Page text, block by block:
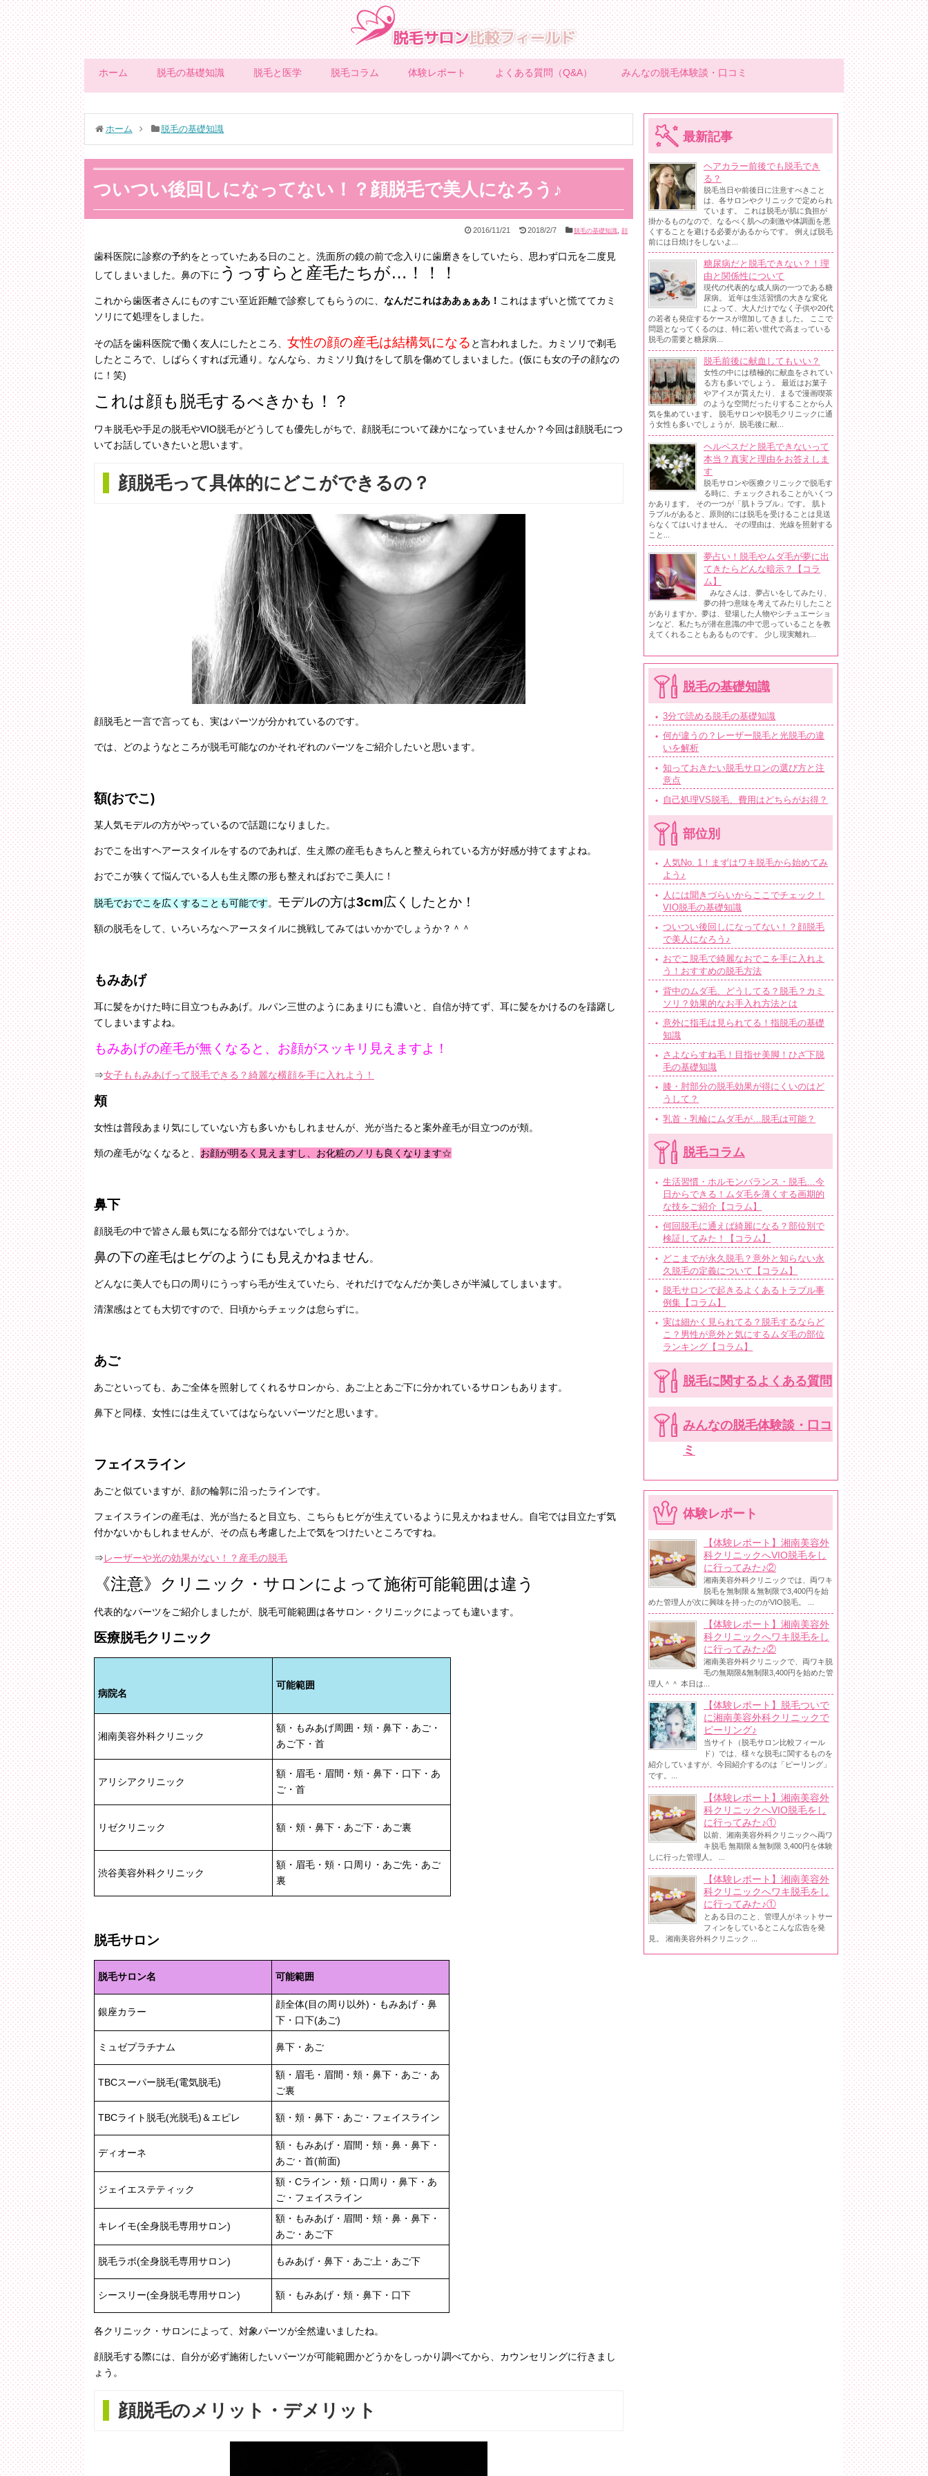
ホーム 脱毛の基礎知識 脱毛と医学 脱毛コラム 体験レポート よくある質問（Q&A） みんなの脱毛体験談・口コミ
ホーム 脱毛の基礎知識
ついつい後回しになってない！？顔脱毛で美人になろう♪
2016/11/21 2018/2/7 脱毛の基礎知識 ,顔
歯科医院に診察の予約をとっていたある日のこと。洗面所の鏡の前で念入りに歯磨きをしていたら、思わず口元を二度見
してしまいました。鼻の下に うっすらと産毛たちが…！！！
これから歯医者さんにものすごい至近距離で診察してもらうのに、 なんだこれはああぁぁあ！ これはまずいと慌ててカミ
ソリにて処理をしました。
その話を歯科医院で働く友人にしたところ、 女性の顔の産毛は結構気になる と言われました。カミソリで剃毛
したところで、しばらくすれば元通り。なんなら、カミソリ負けをして肌を傷めてしまいました。(仮にも女の子の顔なの
に！笑)
これは顔も脱毛するべきかも！？
ワキ脱毛や手足の脱毛やVIO脱毛がどうしても優先しがちで、顔脱毛について疎かになっていませんか？今回は顔脱毛につ
いてお話していきたいと思います。
顔脱毛って具体的にどこができるの？
顔脱毛と一言で言っても、実はパーツが分かれているのです。
では、どのようなところが脱毛可能なのかそれぞれのパーツをご紹介したいと思います。
額(おでこ)
某人気モデルの方がやっているので話題になりました。
おでこを出すヘアースタイルをするのであれば、生え際の産毛もきちんと整えられている方が好感が持てますよね。
おでこが狭くて悩んでいる人も生え際の形も整えればおでこ美人に！
脱毛でおでこを広くすることも可能です。 モデルの方は3cm広くしたとか！
額の脱毛をして、いろいろなヘアースタイルに挑戦してみてはいかかでしょうか？＾＾
もみあげ
耳に髪をかけた時に目立つもみあげ。ルパン三世のようにあまりにも濃いと、自信が持てず、耳に髪をかけるのを躊躇し
てしまいますよね。
もみあげの産毛が無くなると、お顔がスッキリ見えますよ！
⇒女子ももみあげって脱毛できる？綺麗な横顔を手に入れよう！
頬
女性は普段あまり気にしていない方も多いかもしれませんが、光が当たると案外産毛が目立つのが頬。
頬の産毛がなくなると、 お顔が明るく見えますし、お化粧のノリも良くなります☆
鼻下
顔脱毛の中で皆さん最も気になる部分ではないでしょうか。
鼻の下の産毛はヒゲのようにも見えかねません。
どんなに美人でも口の周りにうっすら毛が生えていたら、それだけでなんだか美しさが半減してしまいます。
清潔感はとても大切ですので、日頃からチェックは怠らずに。
あご
あごといっても、あご全体を照射してくれるサロンから、あご上とあご下に分かれているサロンもあります。
鼻下と同様、女性には生えていてはならないパーツだと思います。
フェイスライン
あごと似ていますが、顔の輪郭に沿ったラインです。
フェイスラインの産毛は、光が当たると目立ち、こちらもヒゲが生えているように見えかねません。自宅では目立たず気
付かないかもしれませんが、その点も考慮した上で気をつけたいところですね。
⇒レーザーや光の効果がない！？産毛の脱毛
《注意》 クリニック・サロンによって施術可能範囲は違う
代表的なパーツをご紹介しましたが、脱毛可能範囲は各サロン・クリニックによっても違います。
医療脱毛クリニック
病院名
可能範囲
湘南美容外科クリニック
額・もみあげ周囲・頬・鼻下・あご・
あご下・首
アリシアクリニック
額・眉毛・眉間・頬・鼻下・口下・あ
ご・首
リゼクリニック 額・頬・鼻下・あご下・あご裏
渋谷美容外科クリニック
額・眉毛・頬・口周り・あご先・あご
裏
脱毛サロン
脱毛サロン名 可能範囲
銀座カラー
顔全体(目の周り以外)・もみあげ・鼻
下・口下(あご)
ミュゼプラチナム 鼻下・あご
TBCスーパー脱毛(電気脱毛)
額・眉毛・眉間・頬・鼻下・あご・あ
ご裏
TBCライト脱毛(光脱毛)＆エピレ 額・頬・鼻下・あご・フェイスライン
ディオーネ
額・もみあげ・眉間・頬・鼻・鼻下・
あご・首(前面)
ジェイエステティック
額・Cライン・頬・口周り・鼻下・あ
ご・フェイスライン
キレイモ(全身脱毛専用サロン)
額・もみあげ・眉間・頬・鼻・鼻下・
あご・あご下
脱毛ラボ(全身脱毛専用サロン) もみあげ・鼻下・あご上・あご下
シースリー(全身脱毛専用サロン) 額・もみあげ・頬・鼻下・口下
各クリニック・サロンによって、対象パーツが全然違いましたね。
顔脱毛する際には、自分が必ず施術したいパーツが可能範囲かどうかをしっかり調べてから、カウンセリングに行きまし
ょう。
顔脱毛のメリット・デメリット
最新記事
ヘアカラー前後でも脱毛でき
る？
脱毛当日や前後日に注意すべきこと
は、各サロンやクリニックで定められ
ています。 これは脱毛が肌に負担が
掛かるものなので、なるべく肌への刺激や体調面を悪
くすることを避ける必要があるからです。 例えば脱毛
前には日焼けをしないよ...
糖尿病だと脱毛できない？！理
由と関係性について
現代の代表的な成人病の一つである糖
尿病。 近年は生活習慣の大きな変化
によって、大人だけでなく子供や20代
の若者も発症するケースが増加してきました。 ここで
問題となってくるのは、特に若い世代で高まっている
脱毛の需要と糖尿病...
脱毛前後に献血してもいい？
女性の中には積極的に献血をされてい
る方も多いでしょう。 最近はお菓子
やアイスが貰えたり、まるで漫画喫茶
のような空間だったりすることから人
気を集めています。 脱毛サロンや脱毛クリニックに通
う女性も多いでしょうが、脱毛後に献...
ヘルペスだと脱毛できないって
本当？真実と理由をお答えしま
す
脱毛サロンや医療クリニックで脱毛す
る時に、チェックされることがいくつ
かあります。 その一つが「肌トラブル」です。 肌ト
ラブルがあると、原則的には脱毛を受けることは見送
らなくてはいけません。 その理由は、光線を照射する
こと...
夢占い！脱毛やムダ毛が夢に出
てきたらどんな暗示？【コラ
ム】
みなさんは、夢占いをしてみたり、
夢の持つ意味を考えてみたりしたこと
がありますか。夢は、登場した人物やシチュエーショ
ンなど、私たちが潜在意識の中で思っていることを教
えてくれることもあるものです。 少し現実離れ...
脱毛の基礎知識
3分で読める脱毛の基礎知識
何が違うの？レーザー脱毛と光脱毛の違
いを解析
知っておきたい脱毛サロンの選び方と注
意点
自己処理VS脱毛、費用はどちらがお得？
部位別
人気No. 1！まずはワキ脱毛から始めてみ
よう♪
人には聞きづらいからここでチェック！
VIO脱毛の基礎知識
ついつい後回しになってない！？顔脱毛
で美人になろう♪
おでこ脱毛で綺麗なおでこを手に入れよ
う！おすすめの脱毛方法
背中のムダ毛、どうしてる？脱毛？カミ
ソリ？効果的なお手入れ方法とは
意外に指毛は見られてる！指脱毛の基礎
知識
さよならすね毛！目指せ美脚！ひざ下脱
毛の基礎知識
膝・肘部分の脱毛効果が得にくいのはど
うして？
乳首・乳輪にムダ毛が…脱毛は可能？
脱毛コラム
生活習慣・ホルモンバランス・脱毛…今
日からできる！ムダ毛を薄くする画期的
な技をご紹介【コラム】
何回脱毛に通えば綺麗になる？部位別で
検証してみた！【コラム】
どこまでが永久脱毛？意外と知らない永
久脱毛の定義について【コラム】
脱毛サロンで起きるよくあるトラブル事
例集【コラム】
実は細かく見られてる？脱毛するならど
こ？男性が意外と気にするムダ毛の部位
ランキング【コラム】
脱毛に関するよくある質問
みんなの脱毛体験談・口コ
ミ
体験レポート
【体験レポート】湘南美容外
科クリニックへVIO脱毛をし
に行ってみた♪②
湘南美容外科クリニックでは、両ワキ
脱毛を無制限＆無制限で3,400円を始
めた管理人が次に興味を持ったのがVIO脱毛。 ...
【体験レポート】湘南美容外
科クリニックへワキ脱毛をし
に行ってみた♪②
湘南美容外科クリニックで、両ワキ脱
毛の無期限&無制限3,400円を始めた管
理人＾＾ 本日は...
【体験レポート】脱毛ついで
に湘南美容外科クリニックで
ピーリング♪
当サイト（脱毛サロン比較フィール
ド）では、様々な脱毛に関するものを
紹介していますが、今回紹介するのは「ピーリング」
です。...
【体験レポート】湘南美容外
科クリニックへVIO脱毛をし
に行ってみた♪①
以前、湘南美容外科クリニックへ両ワ
キ脱毛 無期限＆無制限 3,400円を体験
しに行った管理人。 ...
【体験レポート】湘南美容外
科クリニックへワキ脱毛をし
に行ってみた♪①
とある日のこと、管理人がネットサー
フィンをしているとこんな広告を発
見。 湘南美容外科クリニック ...